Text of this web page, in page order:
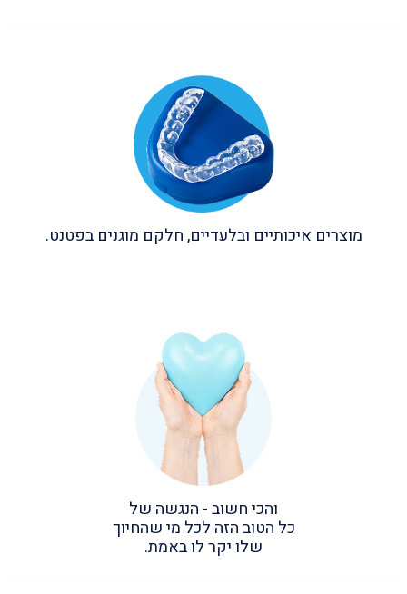
מוצרים איכותיים ובלעדיים, חלקם מוגנים בפטנט.
והכי חשוב - הנגשה של
כל הטוב הזה לכל מי שהחיוך
שלו יקר לו באמת.